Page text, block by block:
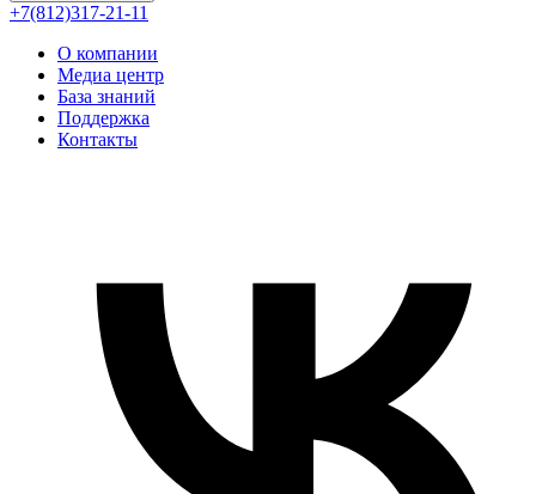
+7(812)317-21-11
О компании
Медиа центр
База знаний
Поддержка
Контакты